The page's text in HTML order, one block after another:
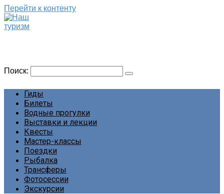
Перейти к контенту
Поиск:
Гиды
Билеты
Водные прогулки
Выставки и лекции
Квесты
Мастер-классы
Поездки
Рыбалка
Трансферы
Фотосессии
Экскурсии